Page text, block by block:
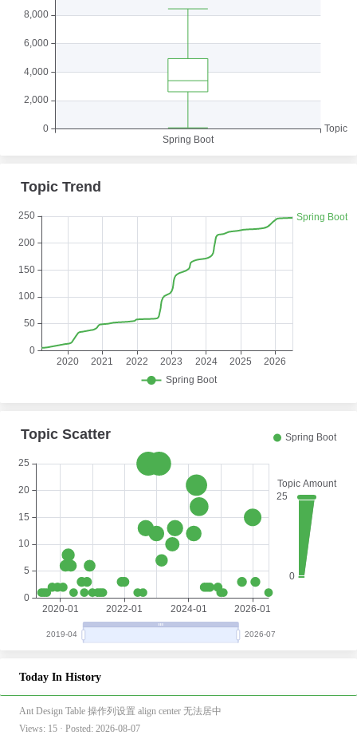
Today In History
Ant Design Table 操作列设置 align center 无法居中
Views: 15 · Posted: 2026-08-07